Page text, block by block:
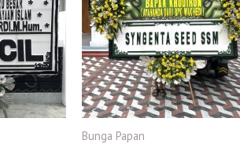
Bunga Papan